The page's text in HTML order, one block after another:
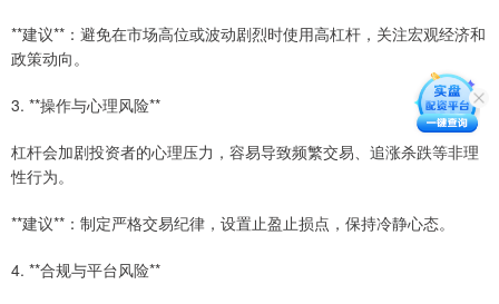
**建议**：避免在市场高位或波动剧烈时使用高杠杆，关注宏观经济和
政策动向。
3. **操作与心理风险**
杠杆会加剧投资者的心理压力，容易导致频繁交易、追涨杀跌等非理
性行为。
**建议**：制定严格交易纪律，设置止盈止损点，保持冷静心态。
4. **合规与平台风险**